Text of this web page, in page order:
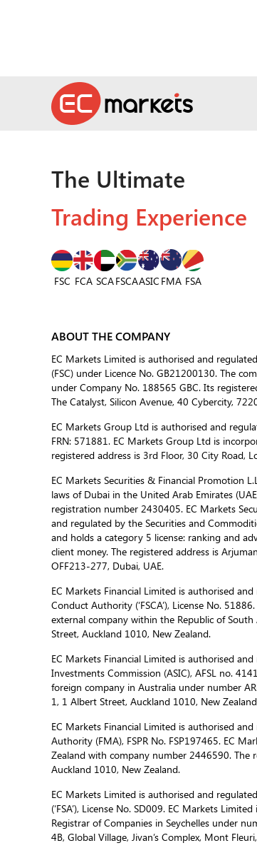
The Ultimate
Trading Experience
FSC FCA SCAFSCAASIC FMA FSA
ABOUT THE COMPANY
EC Markets Limited is authorised and
(FSC) under Licence No. GB21200130. The
under Company No. 188565 GBC. Its
The Catalyst, Silicon Avenue, 40 Cybercity,
EC Markets Group Ltd is authorised and
FRN: 571881. EC Markets Group Ltd is
registered address is 3rd Floor, 30 City Road,
EC Markets Securities & Financial Promotion
laws of Dubai in the United Arab Emirates
registration number 2430405. EC Markets
and regulated by the Securities and
and holds a category 5 license: ranking and
client money. The registered address is
OFF213-277, Dubai, UAE.
EC Markets Financial Limited is authorised
Conduct Authority (‘FSCA’), License No.
external company within the Republic of
Street, Auckland 1010, New Zealand.
EC Markets Financial Limited is authorised
Investments Commission (ASIC), AFSL no.
foreign company in Australia under number
1, 1 Albert Street, Auckland 1010, New
EC Markets Financial Limited is authorised
Authority (FMA), FSPR No. FSP197465. EC
Zealand with company number 2446590. The
Auckland 1010, New Zealand.
EC Markets Limited is authorised and
(‘FSA’), License No. SD009. EC Markets
Registrar of Companies in Seychelles under
4B, Global Village, Jivan’s Complex, Mont